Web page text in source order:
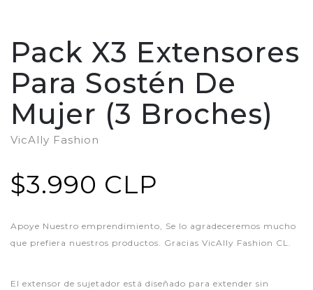
Pack X3 Extensores
Para Sostén De
Mujer (3 Broches)
VicAlly Fashion
$3.990 CLP
Apoye Nuestro emprendimiento, Se lo agradeceremos mucho
que prefiera nuestros productos. Gracias VicAlly Fashion CL.
El extensor de sujetador está diseñado para extender sin